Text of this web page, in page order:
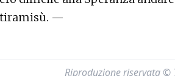
—
Riproduzione riservata ©